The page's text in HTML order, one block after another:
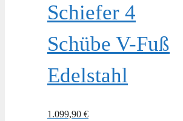
Schiefer 4
Schübe V-Fuß
Edelstahl
1.099,90 €